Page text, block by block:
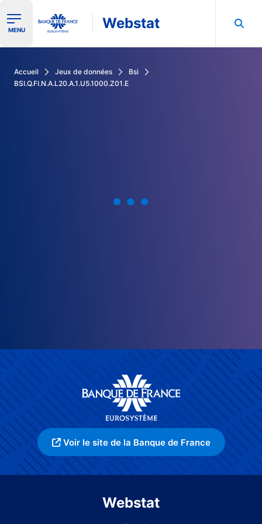
Ouvrir le menu de navigation
MENU Webstat
Accueil Jeux de données
Bsi
BSI.Q.FI.N.A.L20.A.1.U5.1000.Z01.E
Voir le site de la Banque de France
Webstat